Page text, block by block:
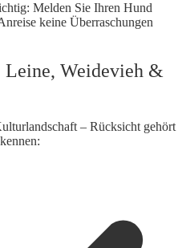
Melden Sie Ihren Hund
keine Überraschungen
Weidevieh &
– Rücksicht gehört